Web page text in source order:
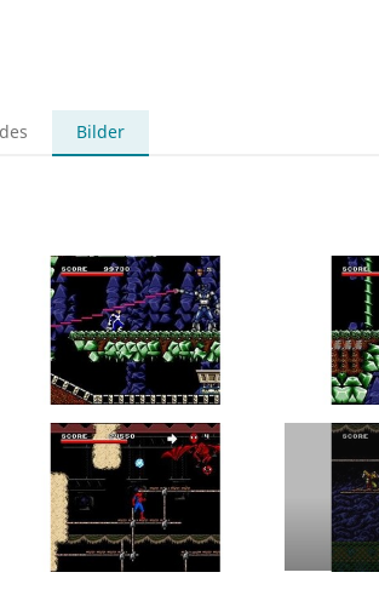
Bilder